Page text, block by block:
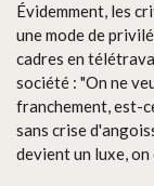
Évidemment, les
une mode de
cadres en
société : "On ne
franchement, est-
sans crise
devient un luxe,